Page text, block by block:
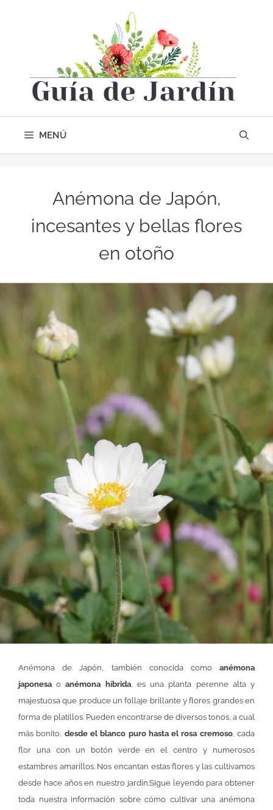
MENÚ
Anémona de Japón,
incesantes y bellas flores
en otoño
Anémona de Japón, también conocida como anémona
japonesa oanémona híbrida, es una planta perenne alta y
majestuosa que produce un follaje brillante y flores grandes en
forma de platillos. Pueden encontrarse de diversos tonos, a cual
más bonito, desde el blanco puro hasta el rosa cremoso, cada
flor una con un botón verde en el centro y numerosos
estambres amarillos. Nos encantan estas flores y las cultivamos
desde hace años en nuestro jardín.Sigue leyendo para obtener
toda nuestra información sobre cómo cultivar una anémona